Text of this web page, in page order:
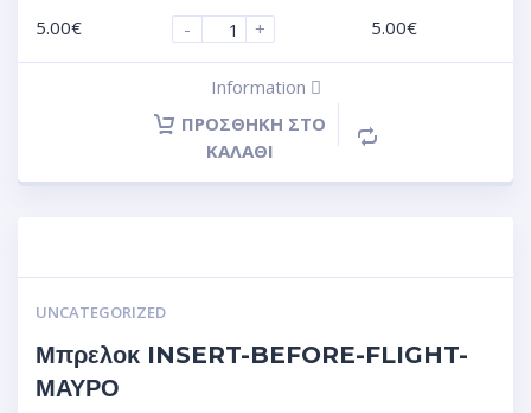
5.00€
-
+
5.00€
Information
ΠΡΟΣΘΉΚΗ ΣΤΟ
ΚΑΛΆΘΙ
UNCATEGORIZED
Μπρελοκ INSERT-BEFORE-FLIGHT-
ΜΑΥΡΟ